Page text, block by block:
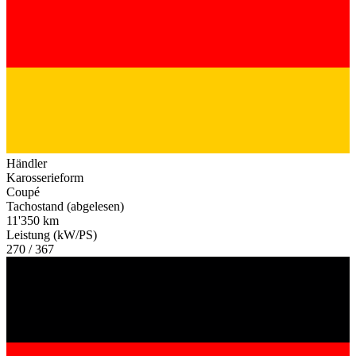
Händler
Karosserieform
Coupé
Tachostand (abgelesen)
11'350 km
Leistung (kW/PS)
270 / 367